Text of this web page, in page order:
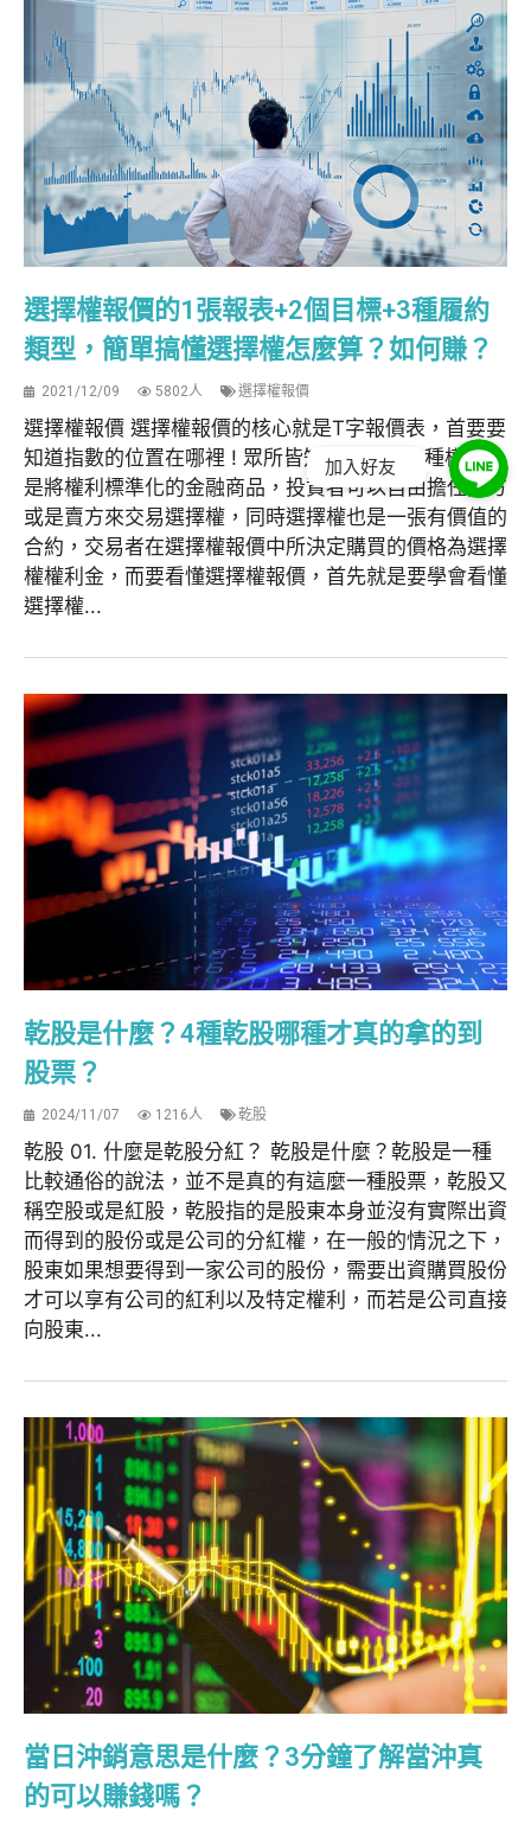
選擇權報價的1張報表+2個目標+3種履約
類型，簡單搞懂選擇權怎麼算？如何賺？
2021/12/09 5802人 選擇權報價
選擇權報價 選擇權報價的核心就是T字報價表，首要要
知道指數的位置在哪裡 ! 眾所皆知選擇權是一種權利，
是將權利標準化的金融商品，投資者可以自由擔任買方
或是賣方來交易選擇權，同時選擇權也是一張有價值的
合約，交易者在選擇權報價中所決定購買的價格為選擇
權權利金，而要看懂選擇權報價，首先就是要學會看懂
選擇權...
乾股是什麼？4種乾股哪種才真的拿的到
股票？
2024/11/07 1216人 乾股
乾股 01. 什麼是乾股分紅？ 乾股是什麼？乾股是一種
比較通俗的說法，並不是真的有這麼一種股票，乾股又
稱空股或是紅股，乾股指的是股東本身並沒有實際出資
而得到的股份或是公司的分紅權，在一般的情況之下，
股東如果想要得到一家公司的股份，需要出資購買股份
才可以享有公司的紅利以及特定權利，而若是公司直接
向股東...
當日沖銷意思是什麼？3分鐘了解當沖真
的可以賺錢嗎？
加入好友